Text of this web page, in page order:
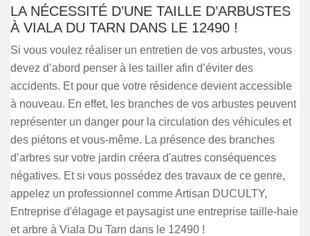
LA NÉCESSITÉ D’UNE TAILLE D’ARBUSTES
À VIALA DU TARN DANS LE 12490 !
Si vous voulez réaliser un entretien de vos arbustes, vous
devez d’abord penser à les tailler afin d’éviter des
accidents. Et pour que votre résidence devient accessible
à nouveau. En effet, les branches de vos arbustes peuvent
représenter un danger pour la circulation des véhicules et
des piétons et vous-même. La présence des branches
d’arbres sur votre jardin créera d'autres conséquences
négatives. Et si vous possédez des travaux de ce genre,
appelez un professionnel comme Artisan DUCULTY,
Entreprise d'élagage et paysagist une entreprise taille-haie
et arbre à Viala Du Tarn dans le 12490 !